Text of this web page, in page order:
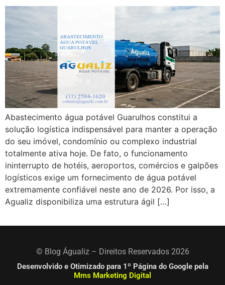
Abastecimento água potável Guarulhos constitui a
solução logística indispensável para manter a operação
do seu imóvel, condomínio ou complexo industrial
totalmente ativa hoje. De fato, o funcionamento
ininterrupto de hotéis, aeroportos, comércios e galpões
logísticos exige um fornecimento de água potável
extremamente confiável neste ano de 2026. Por isso, a
Agualiz disponibiliza uma estrutura ágil […]
© Blog Águaliz – Direitos Reservados 2026
Desenvolvido e Otimizado para 1º Página do Google pela
Mms Marketing Digital